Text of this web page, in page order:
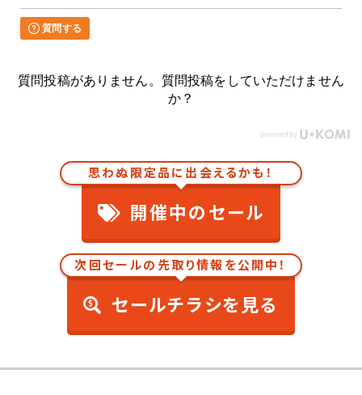
質問する
質問投稿がありません。質問投稿をしていただけません
か？
思わぬ限定品に出会えるかも！
開催中のセール
次回セールの先取り情報を公開中！
セールチラシを見る